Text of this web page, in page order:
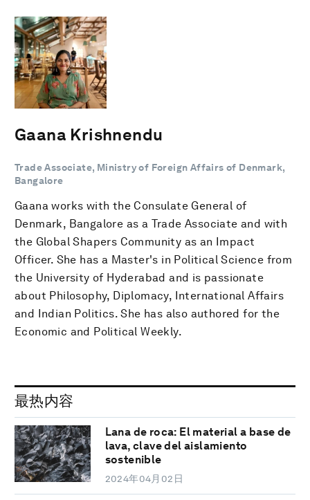
Gaana Krishnendu
Trade Associate, Ministry of Foreign Affairs of Denmark,
Bangalore
Gaana works with the Consulate General of
Denmark, Bangalore as a Trade Associate and with
the Global Shapers Community as an Impact
Officer. She has a Master's in Political Science from
the University of Hyderabad and is passionate
about Philosophy, Diplomacy, International Affairs
and Indian Politics. She has also authored for the
Economic and Political Weekly.
最热内容
Lana de roca: El material a base de
lava, clave del aislamiento
sostenible
2024年04月02日